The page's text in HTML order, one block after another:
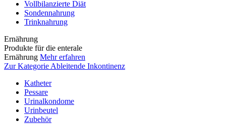
Vollbilanzierte Diät
Sondennahrung
Trinknahrung
Ernährung
Produkte für die enterale
Ernährung Mehr erfahren
Zur Kategorie Ableitende Inkontinenz
Katheter
Pessare
Urinalkondome
Urinbeutel
Zubehör